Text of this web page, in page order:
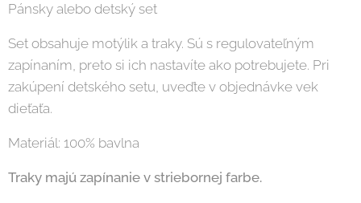
Pánsky alebo detský set
Set obsahuje motýlik a traky. Sú s regulovateľným
zapínaním, preto si ich nastavíte ako potrebujete. Pri
zakúpení detského setu, uveďte v objednávke vek
dieťaťa.
Materiál: 100% bavlna
Traky majú zapínanie v striebornej farbe.